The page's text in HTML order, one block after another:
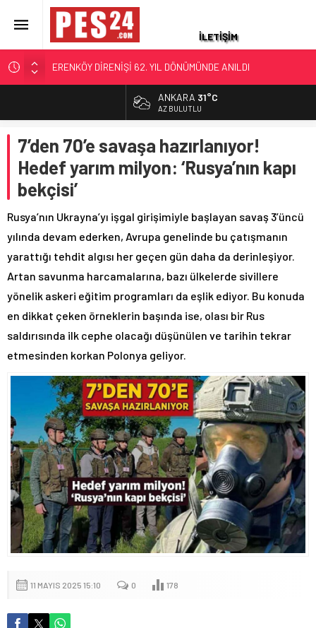
İLETİŞİM
ERENKÖY DİRENİŞİ 62. YIL DÖNÜMÜNDE ANILDI
EMEKLİ PROMOSYONUNDA RAKAMLAR DEĞİŞTİ: EN
YÜKSEK EMEKLİ PROMOSYONU HANGİ BANKADA?
EMEKLİ ASTSUBAY 140 BİN LİRASINI KAYBETTİ
VALİ İLE O YILLARDA JANDARMA KARAKOLUNDA GÖREVLİ
ASKERİN 9 YILLIK DUA BULUŞMASI
DR. ASTSUBAY OLCAY KAAN ÇAKIR’DAN KANSER
13.795,57
DOLAR
47,7189
55,2097
ANKARA 31°C
AZ BULUTLU
7’den 70’e savaşa hazırlanıyor!
Hedef yarım milyon: ‘Rusya’nın kapı
bekçisi’
Rusya’nın Ukrayna’yı işgal girişimiyle başlayan savaş 3’üncü
yılında devam ederken, Avrupa genelinde bu çatışmanın
yarattığı tehdit algısı her geçen gün daha da derinleşiyor.
Artan savunma harcamalarına, bazı ülkelerde sivillere
yönelik askeri eğitim programları da eşlik ediyor. Bu konuda
en dikkat çeken örneklerin başında ise, olası bir Rus
saldırısında ilk cephe olacağı düşünülen ve tarihin tekrar
etmesinden korkan Polonya geliyor.
11 MAYIS 2025 15:10 0 178